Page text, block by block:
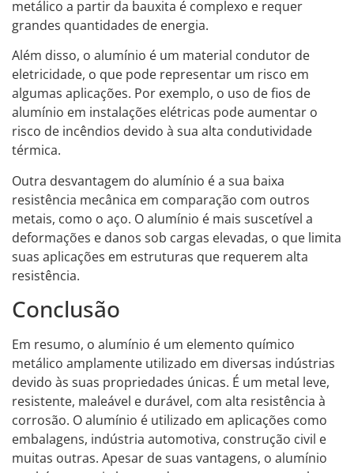
metálico a partir da bauxita é complexo e requer
grandes quantidades de energia.
Além disso, o alumínio é um material condutor de
eletricidade, o que pode representar um risco em
algumas aplicações. Por exemplo, o uso de fios de
alumínio em instalações elétricas pode aumentar o
risco de incêndios devido à sua alta condutividade
térmica.
Outra desvantagem do alumínio é a sua baixa
resistência mecânica em comparação com outros
metais, como o aço. O alumínio é mais suscetível a
deformações e danos sob cargas elevadas, o que limita
suas aplicações em estruturas que requerem alta
resistência.
Conclusão
Em resumo, o alumínio é um elemento químico
metálico amplamente utilizado em diversas indústrias
devido às suas propriedades únicas. É um metal leve,
resistente, maleável e durável, com alta resistência à
corrosão. O alumínio é utilizado em aplicações como
embalagens, indústria automotiva, construção civil e
muitas outras. Apesar de suas vantagens, o alumínio